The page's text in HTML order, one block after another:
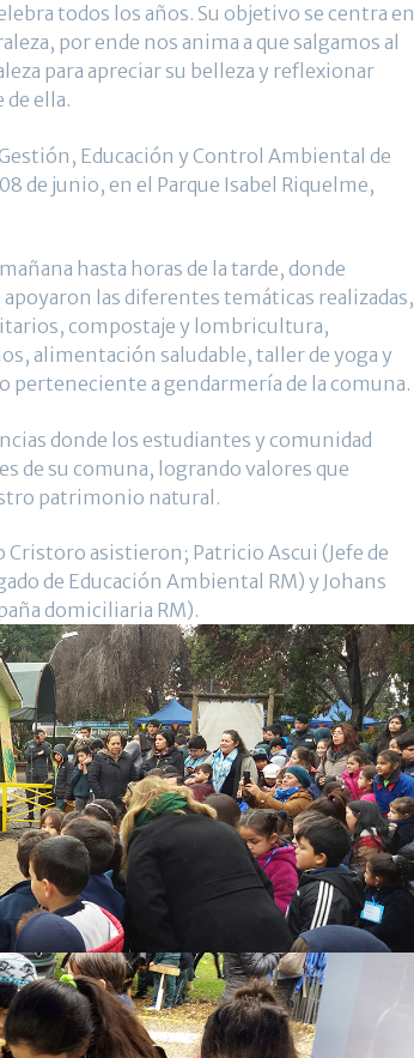
todos los años. Su objetivo se centra en
por ende nos anima a que salgamos al
para apreciar su belleza y reflexionar
ella.
Educación y Control Ambiental de
de junio, en el Parque Isabel Riquelme,
hasta horas de la tarde, donde
las diferentes temáticas realizadas,
compostaje y lombricultura,
alimentación saludable, taller de yoga y
perteneciente a gendarmería de la comuna.
donde los estudiantes y comunidad
de su comuna, logrando valores que
patrimonio natural.
Cristoro asistieron; Patricio Ascui (Jefe de
de Educación Ambiental RM) y Johans
domiciliaria RM).